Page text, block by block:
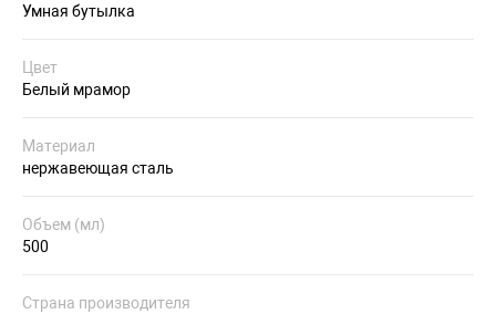
Умная бутылка
Цвет
Белый мрамор
Материал
нержавеющая сталь
Объем (мл)
500
Страна производителя